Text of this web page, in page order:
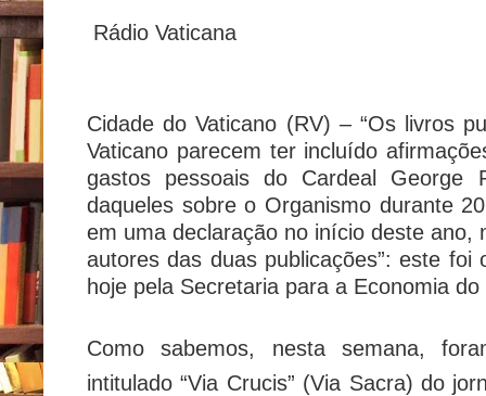
Rádio Vaticana
Cidade do Vaticano (RV) – “Os livros
Vaticano parecem ter incluído
gastos pessoais do Cardeal George
daqueles sobre o Organismo durante
em uma declaração no início deste ano,
autores das duas publicações”: este foi
hoje pela Secretaria para a Economia do
Como sabemos, nesta semana,
intitulado “Via Crucis” (Via Sacra) do